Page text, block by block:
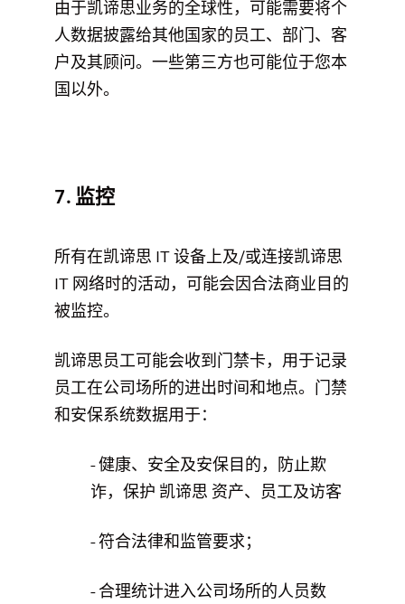
由于凯谛思业务的全球性，可能需要将个
人数据披露给其他国家的员工、部门、客
户及其顾问。一些第三方也可能位于您本
国以外。
7. 监控
所有在凯谛思 IT 设备上及/或连接凯谛思
IT 网络时的活动，可能会因合法商业目的
被监控。
凯谛思员工可能会收到门禁卡，用于记录
员工在公司场所的进出时间和地点。门禁
和安保系统数据用于：
- 健康、安全及安保目的，防止欺
诈，保护 凯谛思 资产、员工及访客
- 符合法律和监管要求；
- 合理统计进入公司场所的人员数